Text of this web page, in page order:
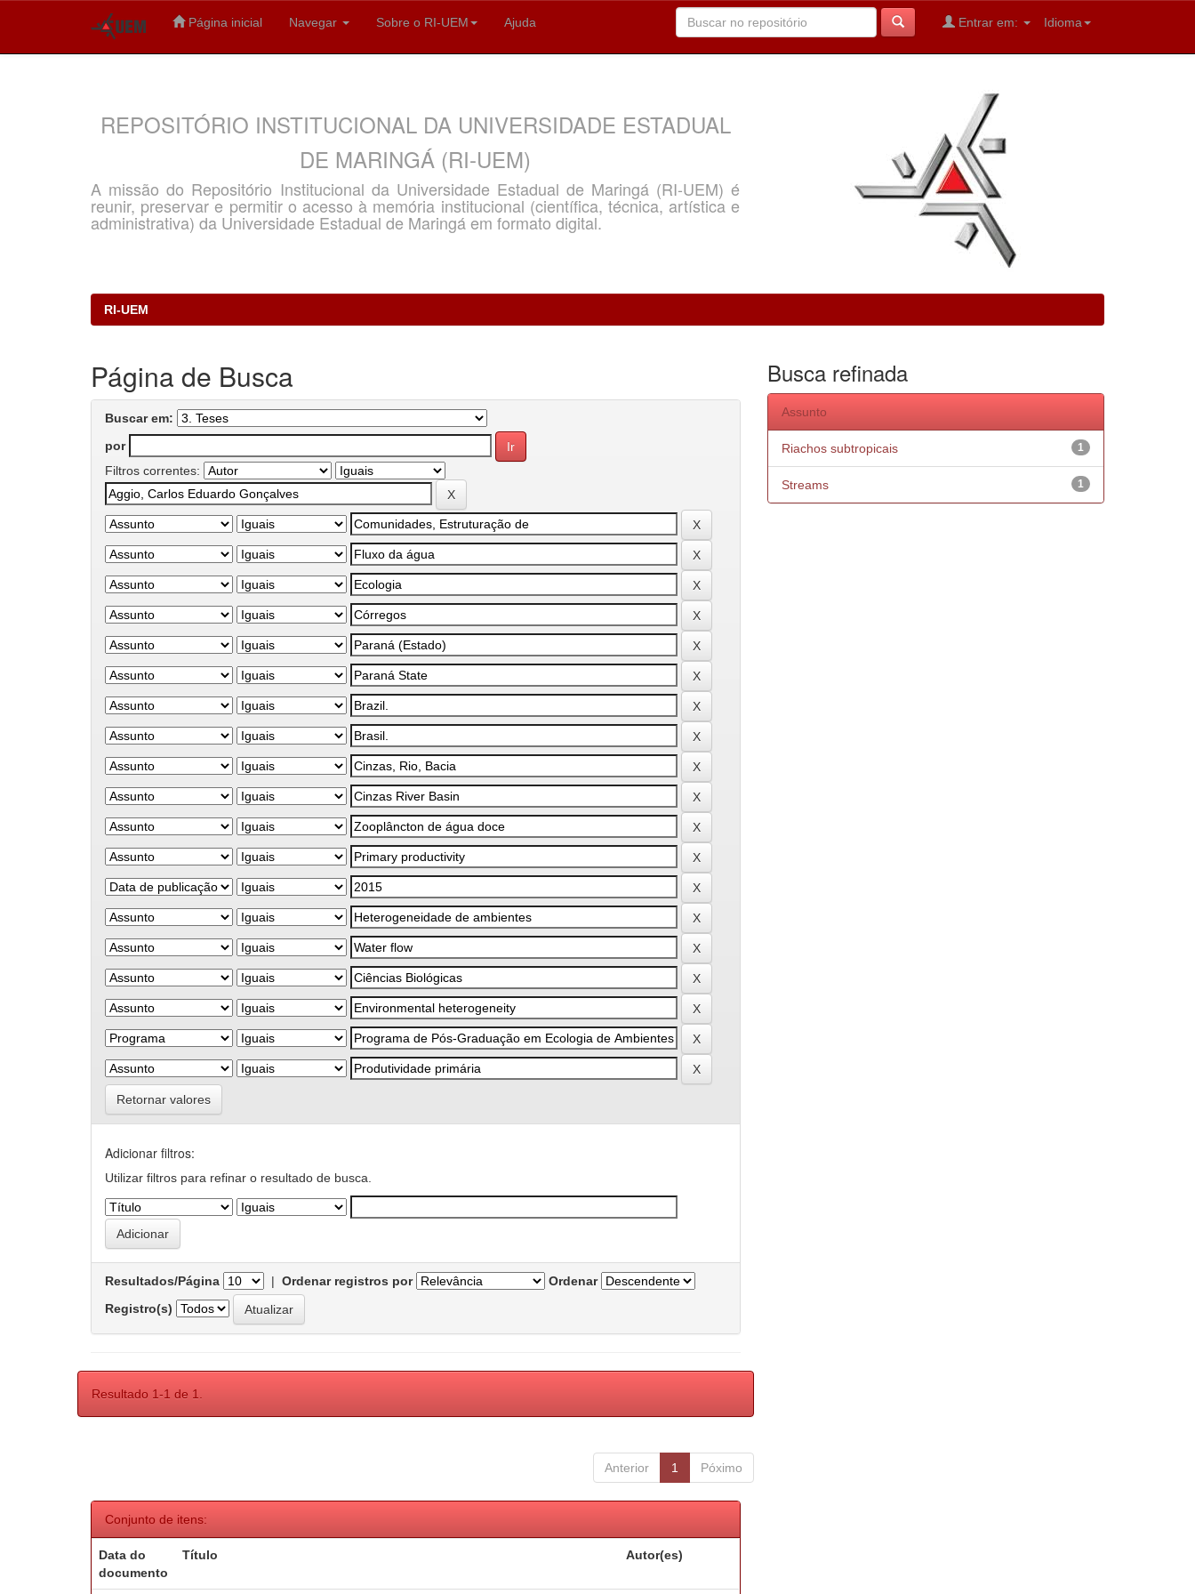
Página inicial Navegar Sobre o RI-UEM Ajuda Idioma
Entrar em:
REPOSITÓRIO INSTITUCIONAL DA UNIVERSIDADE ESTADUAL
DE MARINGÁ (RI-UEM)
A missão do Repositório Institucional da Universidade Estadual de Maringá (RI-UEM) é
reunir, preservar e permitir o acesso à memória institucional (científica, técnica, artística e
administrativa) da Universidade Estadual de Maringá em formato digital.
RI-UEM
Página de Busca
Buscar em:
por
Filtros correntes:
Retornar valores
Adicionar filtros:
Utilizar filtros para refinar o resultado de busca.
Resultados/Página | Ordenar registros por
Ordenar
Registro(s)
Resultado 1-1 de 1.
Anterior 1 Póximo
Conjunto de itens:
Data do
documento
Título Autor(es)
Busca refinada
Assunto
1
Riachos subtropicais
1
Streams